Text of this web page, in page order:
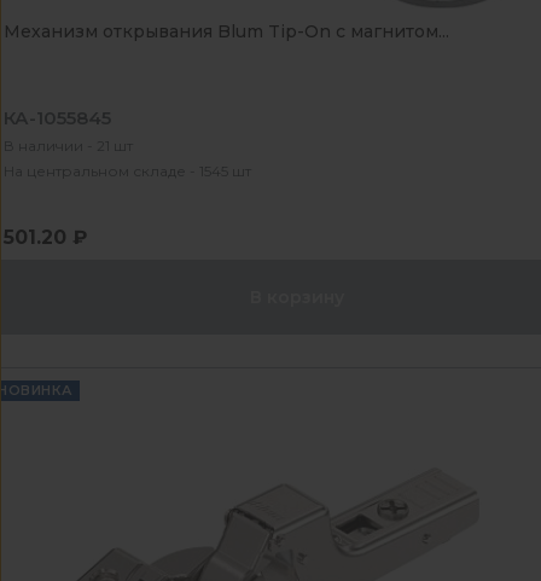
Механизм открывания Blum Tip-On с магнитом...
КА-1055845
В наличии - 21 шт
На центральном складе - 1545 шт
501.20 ₽